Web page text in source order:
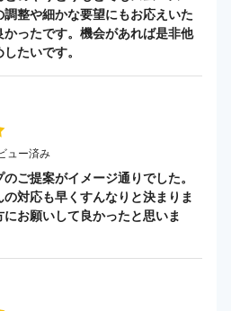
整や細かな要望にもお応えいた
かったです。機会があれば是非他
たいです。
ュー済み
ご提案がイメージ通りでした。
対応も早くすんなりと決まりま
にお願いして良かったと思いま